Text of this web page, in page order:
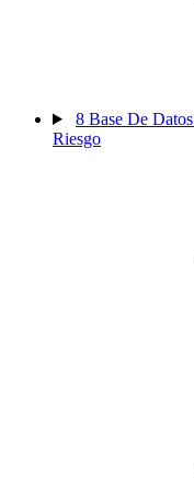
8 Base De
Riesgo